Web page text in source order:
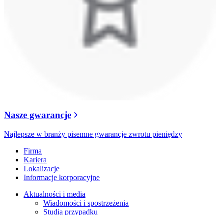
Nasze gwarancje
Najlepsze w branży pisemne gwarancje zwrotu pieniędzy
Firma
Kariera
Lokalizacje
Informacje korporacyjne
Aktualności i media
Wiadomości i spostrzeżenia
Studia przypadku